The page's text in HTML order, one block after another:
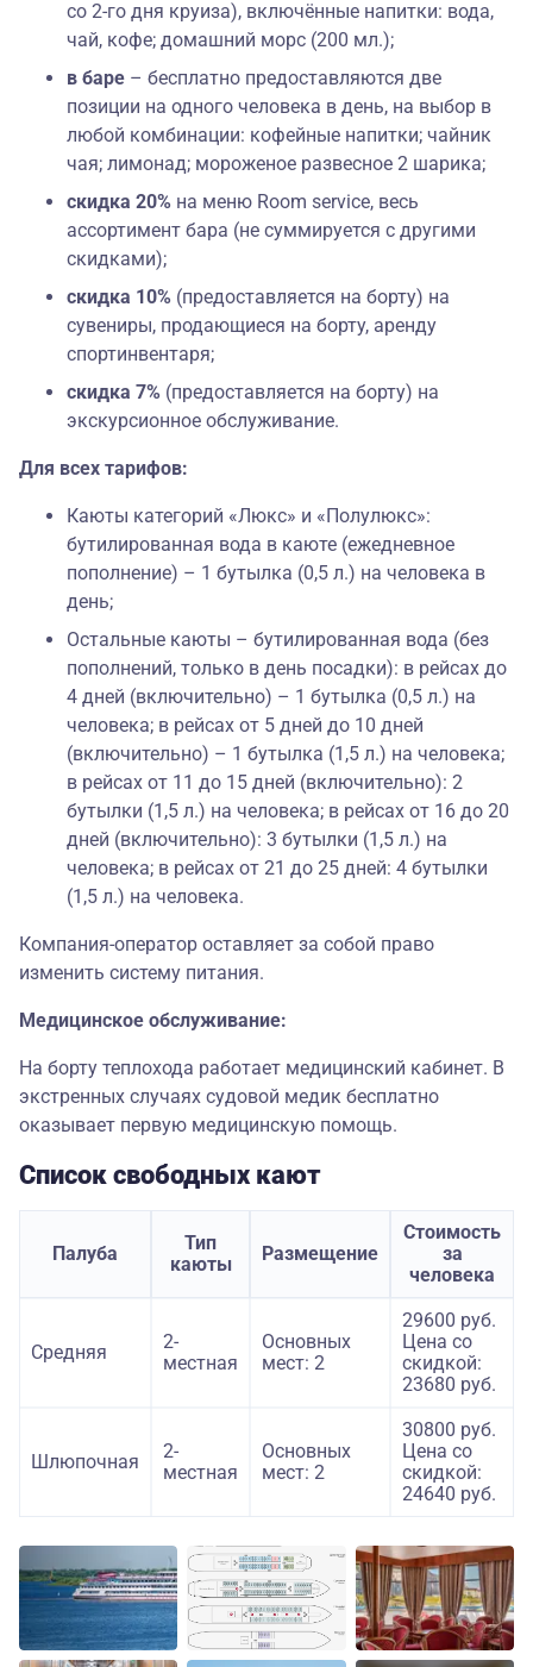
со 2-го дня круиза), включённые напитки: вода,
чай, кофе; домашний морс (200 мл.);
в баре – бесплатно предоставляются две
позиции на одного человека в день, на выбор в
любой комбинации: кофейные напитки; чайник
чая; лимонад; мороженое развесное 2 шарика;
скидка 20% на меню Room service, весь
ассортимент бара (не суммируется с другими
скидками);
скидка 10% (предоставляется на борту) на
сувениры, продающиеся на борту, аренду
спортинвентаря;
скидка 7% (предоставляется на борту) на
экскурсионное обслуживание.
Для всех тарифов:
Каюты категорий «Люкс» и «Полулюкс»:
бутилированная вода в каюте (ежедневное
пополнение) – 1 бутылка (0,5 л.) на человека в
день;
Остальные каюты – бутилированная вода (без
пополнений, только в день посадки): в рейсах до
4 дней (включительно) – 1 бутылка (0,5 л.) на
человека; в рейсах от 5 дней до 10 дней
(включительно) – 1 бутылка (1,5 л.) на человека;
в рейсах от 11 до 15 дней (включительно): 2
бутылки (1,5 л.) на человека; в рейсах от 16 до 20
дней (включительно): 3 бутылки (1,5 л.) на
человека; в рейсах от 21 до 25 дней: 4 бутылки
(1,5 л.) на человека.
Компания-оператор оставляет за собой право
изменить систему питания.
Медицинское обслуживание:
На борту теплохода работает медицинский кабинет. В
экстренных случаях судовой медик бесплатно
оказывает первую медицинскую помощь.
Список свободных кают
Палуба
Тип
каюты
Размещение
Стоимость
за
человека
Средняя
2-
местная
Основных
мест: 2
29600 руб.
Цена со
скидкой:
23680 руб.
Шлюпочная
2-
местная
Основных
мест: 2
30800 руб.
Цена со
скидкой:
24640 руб.